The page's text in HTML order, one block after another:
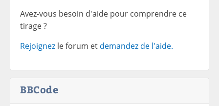
Avez-vous besoin d'aide pour comprendre ce
tirage ?
Rejoignez le forum et demandez de l'aide.
BBCode